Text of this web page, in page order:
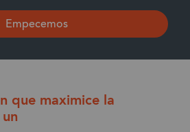
Empecemos
que maximice la